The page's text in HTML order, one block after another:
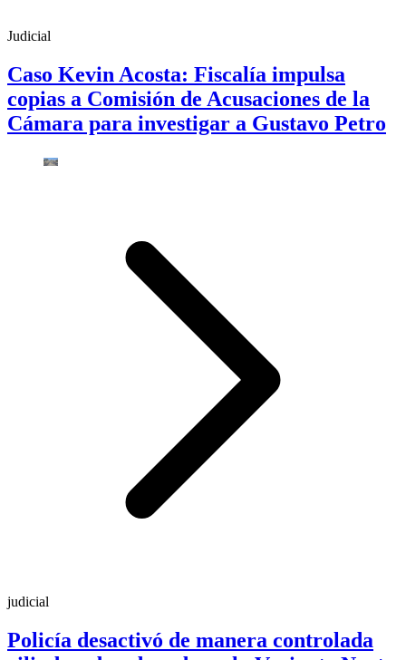
Judicial
Caso Kevin Acosta: Fiscalía impulsa
copias a Comisión de Acusaciones de la
Cámara para investigar a Gustavo Petro
judicial
Policía desactivó de manera controlada